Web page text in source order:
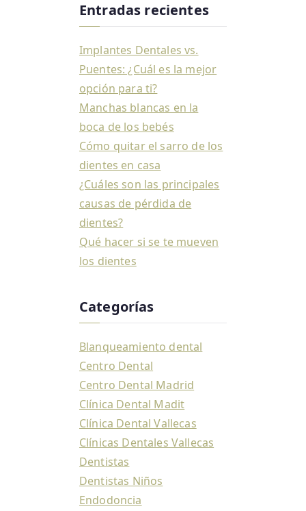
Entradas recientes
Implantes Dentales vs.
Puentes: ¿Cuál es la mejor
opción para ti?
Manchas blancas en la
boca de los bebés
Cómo quitar el sarro de los
dientes en casa
¿Cuáles son las principales
causas de pérdida de
dientes?
Qué hacer si se te mueven
los dientes
Categorías
Blanqueamiento dental
Centro Dental
Centro Dental Madrid
Clínica Dental Madit
Clínica Dental Vallecas
Clínicas Dentales Vallecas
Dentistas
Dentistas Niños
Endodoncia